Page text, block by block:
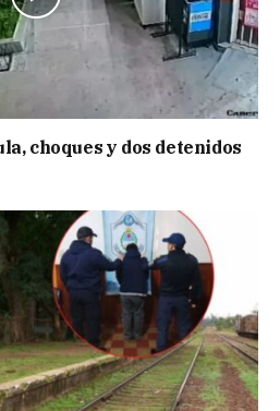
choques y dos detenidos